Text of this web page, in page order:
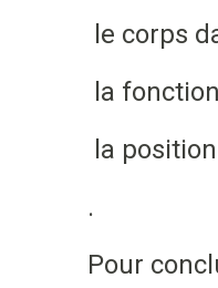
le corps
la
la
.
Pour